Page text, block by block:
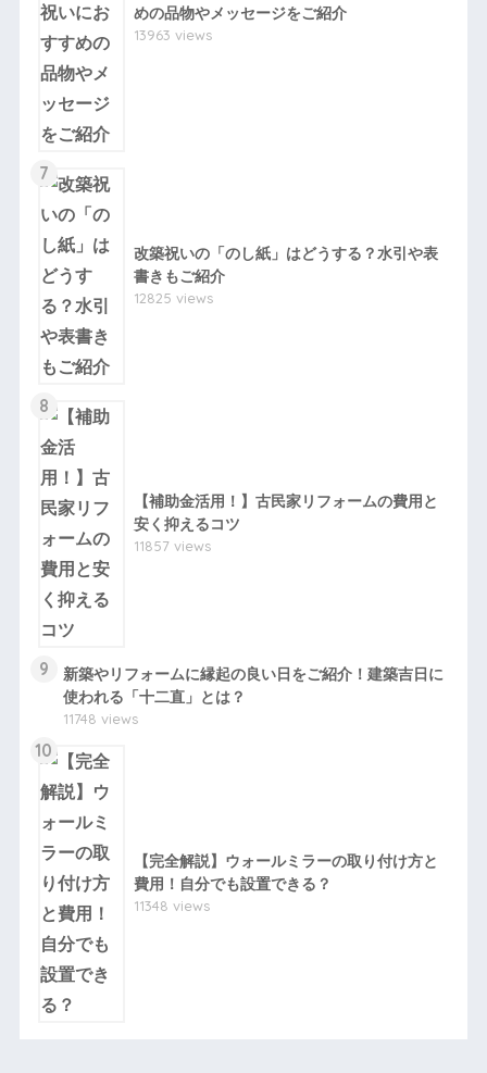
めの品物やメッセージをご紹介
13963 views
7
改築祝いの「のし紙」はどうする？水引や表
書きもご紹介
12825 views
8
【補助金活用！】古民家リフォームの費用と
安く抑えるコツ
11857 views
9
新築やリフォームに縁起の良い日をご紹介！建築吉日に
使われる「十二直」とは？
11748 views
10
【完全解説】ウォールミラーの取り付け方と
費用！自分でも設置できる？
11348 views